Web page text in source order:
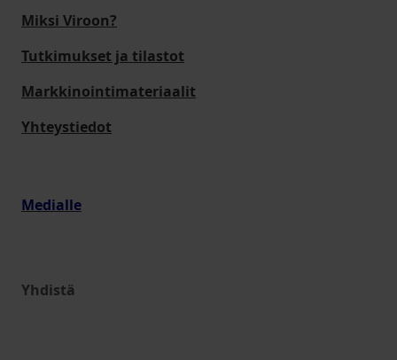
Miksi Viroon?
Tutkimukset ja tilastot
Markkinointimateriaalit
Yhteystiedot
Medialle
Yhdistä